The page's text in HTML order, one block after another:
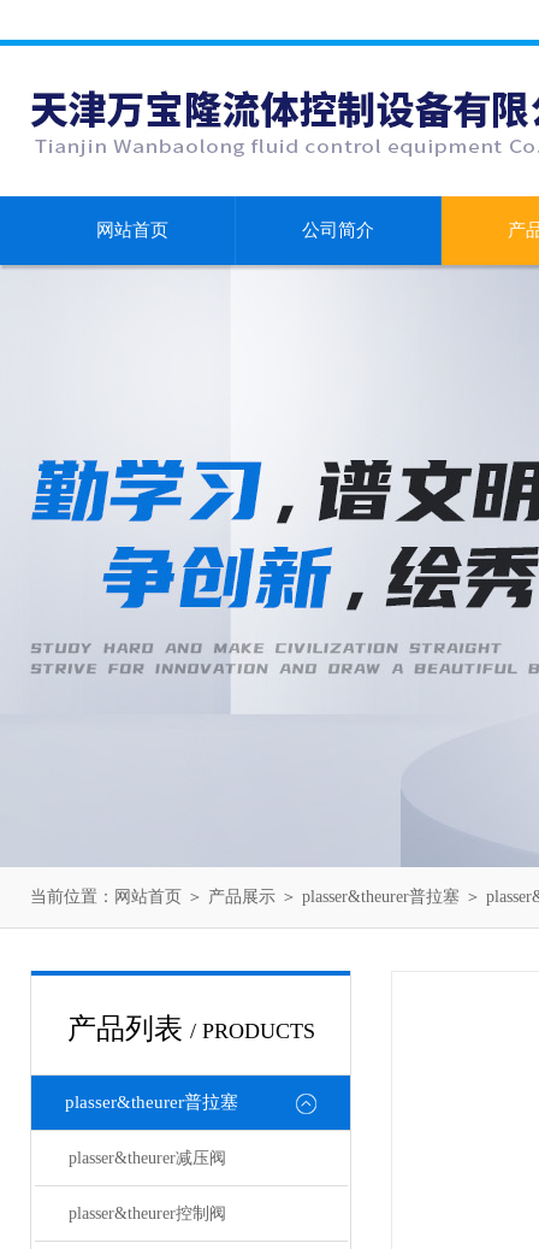
网站首页 公司简介 产
当前位置： 网站首页 ＞ 产品展示 ＞ plasser&theurer普拉塞 ＞
产品列表 / PRODUCTS
plasser&theurer普拉塞
plasser&theurer减压阀
plasser&theurer控制阀